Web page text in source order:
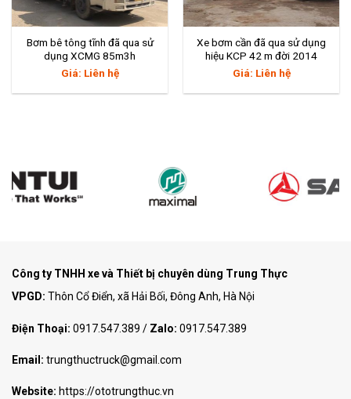
Bơm bê tông tĩnh đã qua sử
dụng XCMG 85m3h
Giá: Liên hệ
Xe bơm cần đã qua sử dụng
hiệu KCP 42 m đời 2014
Giá: Liên hệ
Công ty TNHH xe và Thiết bị chuyên dùng Trung Thực
VPGD: Thôn Cổ Điển, xã Hải Bối, Đông Anh, Hà Nội
Điện Thoại: 0917.547.389 / Zalo: 0917.547.389
Email: trungthuctruck@gmail.com
Website: https://ototrungthuc.vn